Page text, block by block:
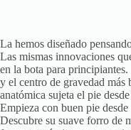
La hemos diseñado
Las mismas innovaciones
en la bota para
y el centro de gravedad más
anatómica sujeta el pie
Empieza con buen pie
Descubre su suave forro de